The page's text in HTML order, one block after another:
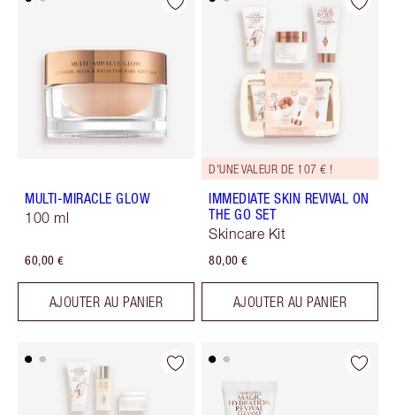
MULTI-MIRACLE GLOW
100 ml
60,00 €
AJOUTER AU PANIER
D'UNE VALEUR DE 107 € !
IMMEDIATE SKIN REVIVAL ON
THE GO SET
Skincare Kit
80,00 €
AJOUTER AU PANIER